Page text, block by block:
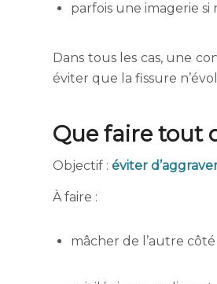
parfois une imagerie si
Dans tous les cas, une
éviter que la fissure
Que faire tout
Objectif : éviter
À faire :
mâcher de l’autre côté